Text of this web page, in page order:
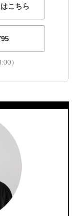
こちら
）